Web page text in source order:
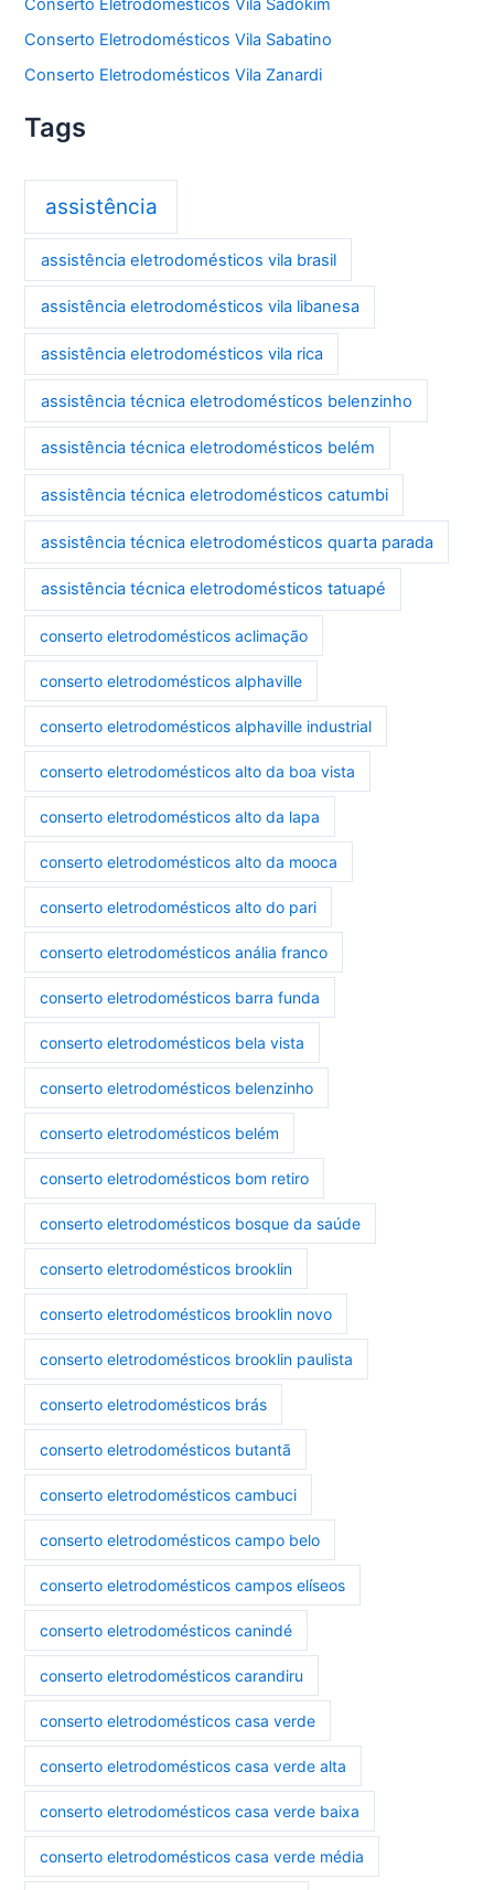
Conserto Eletrodomésticos Vila Sadokim
Conserto Eletrodomésticos Vila Sabatino
Conserto Eletrodomésticos Vila Zanardi
Tags
assistência
assistência eletrodomésticos vila brasil
assistência eletrodomésticos vila libanesa
assistência eletrodomésticos vila rica
assistência técnica eletrodomésticos belenzinho
assistência técnica eletrodomésticos belém
assistência técnica eletrodomésticos catumbi
assistência técnica eletrodomésticos quarta parada
assistência técnica eletrodomésticos tatuapé
conserto eletrodomésticos aclimação
conserto eletrodomésticos alphaville
conserto eletrodomésticos alphaville industrial
conserto eletrodomésticos alto da boa vista
conserto eletrodomésticos alto da lapa
conserto eletrodomésticos alto da mooca
conserto eletrodomésticos alto do pari
conserto eletrodomésticos anália franco
conserto eletrodomésticos barra funda
conserto eletrodomésticos bela vista
conserto eletrodomésticos belenzinho
conserto eletrodomésticos belém
conserto eletrodomésticos bom retiro
conserto eletrodomésticos bosque da saúde
conserto eletrodomésticos brooklin
conserto eletrodomésticos brooklin novo
conserto eletrodomésticos brooklin paulista
conserto eletrodomésticos brás
conserto eletrodomésticos butantã
conserto eletrodomésticos cambuci
conserto eletrodomésticos campo belo
conserto eletrodomésticos campos elíseos
conserto eletrodomésticos canindé
conserto eletrodomésticos carandiru
conserto eletrodomésticos casa verde
conserto eletrodomésticos casa verde alta
conserto eletrodomésticos casa verde baixa
conserto eletrodomésticos casa verde média